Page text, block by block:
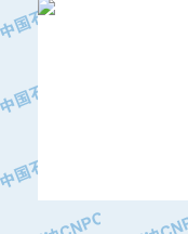
·北京长空工业有限公司
·河北保定天威集团特变